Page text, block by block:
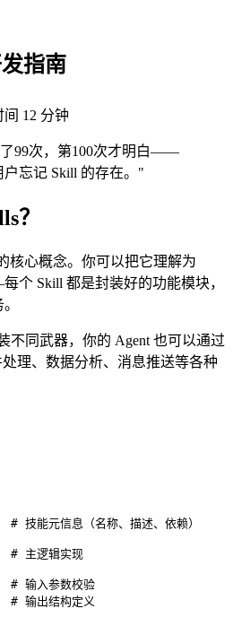
指南
间 12 分钟
99次，第100次才明白——
忘记 Skill 的存在。"
？
核心概念。你可以把它理解为
个 Skill 都是封装好的功能模块，
不同武器，你的 Agent 也可以通过
理、数据分析、消息推送等各种
信息（名称、描述、依赖）
逻辑实现
输入参数校验
输出结构定义